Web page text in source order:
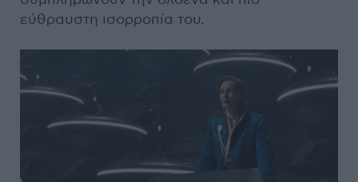
εύθραυστη ισορροπία του.